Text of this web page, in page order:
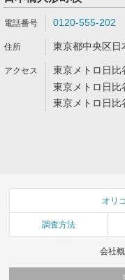
0120-555-202
東京都中央区日
東京メトロ日比
東京メトロ日比
東京メトロ日比
オリ
調査方法
会社